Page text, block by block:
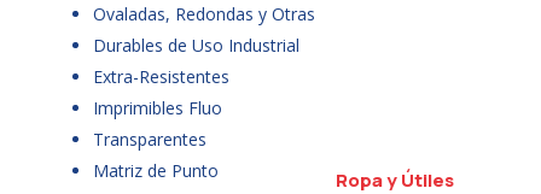
Ovaladas, Redondas y Otras
Durables de Uso Industrial
Extra-Resistentes
Imprimibles Fluo
Transparentes
Matriz de Punto
Ropa y Útiles